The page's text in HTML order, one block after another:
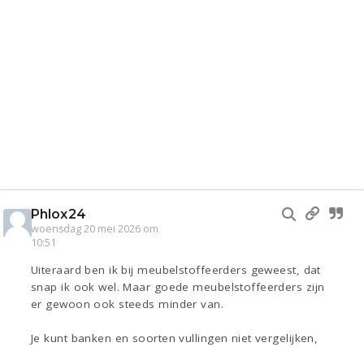
Phlox24
woensdag 20 mei 2026 om
10:51
Uiteraard ben ik bij meubelstoffeerders geweest, dat
snap ik ook wel. Maar goede meubelstoffeerders zijn
er gewoon ook steeds minder van.
Je kunt banken en soorten vullingen niet vergelijken,